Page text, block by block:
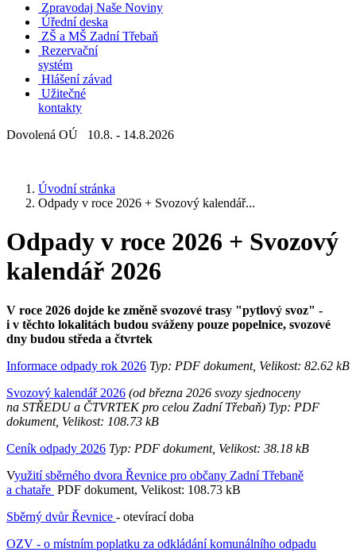
Zpravodaj Naše Noviny
Úřední deska
ZŠ a MŠ Zadní Třebaň
Rezervační
systém
Hlášení závad
Užitečné
kontakty
Dovolená OÚ 10.8. - 14.8.2026
Úvodní stránka
Odpady v roce 2026 + Svozový kalendář...
Odpady v roce 2026 + Svozový
kalendář 2026
V roce 2026 dojde ke změně svozové trasy "pytlový svoz" -
i v těchto lokalitách budou sváženy pouze popelnice, svozové
dny budou středa a čtvrtek
Informace odpady rok 2026 Typ: PDF dokument, Velikost: 82.62 kB
Svozový kalendář 2026 (od března 2026 svozy sjednoceny
na STŘEDU a ČTVRTEK pro celou Zadní Třebaň) Typ: PDF
dokument, Velikost: 108.73 kB
Ceník odpady 2026 Typ: PDF dokument, Velikost: 38.18 kB
Využití sběrného dvora Řevnice pro občany Zadní Třebaně
a chataře PDF dokument, Velikost: 108.73 kB
Sběrný dvůr Řevnice - otevírací doba
OZV - o místním poplatku za odkládání komunálního odpadu